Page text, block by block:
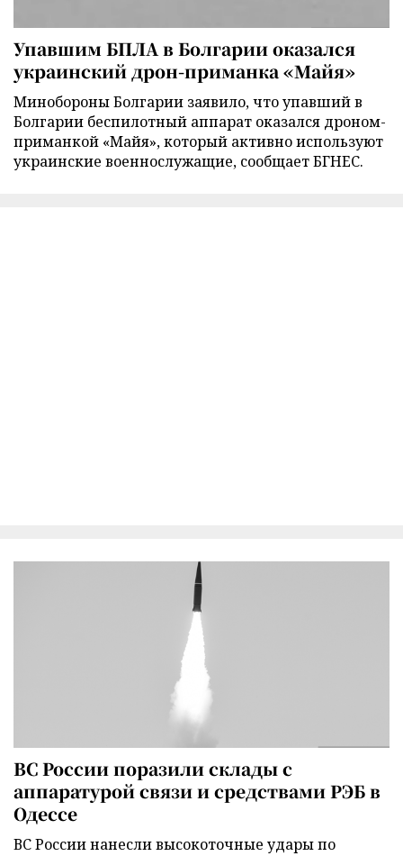
Упавшим БПЛА в Болгарии оказался
украинский дрон-приманка «Майя»
Минобороны Болгарии заявило, что упавший в
Болгарии беспилотный аппарат оказался дроном-
приманкой «Майя», который активно используют
украинские военнослужащие, сообщает БГНЕС.
ВС России поразили склады с
аппаратурой связи и средствами РЭБ в
Одессе
ВС России нанесли высокоточные удары по